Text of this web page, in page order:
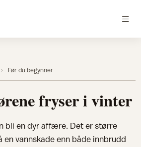
Før du begynner
fryser i vinter
bli en dyr affære. Det er større
en vannskade enn både innbrudd